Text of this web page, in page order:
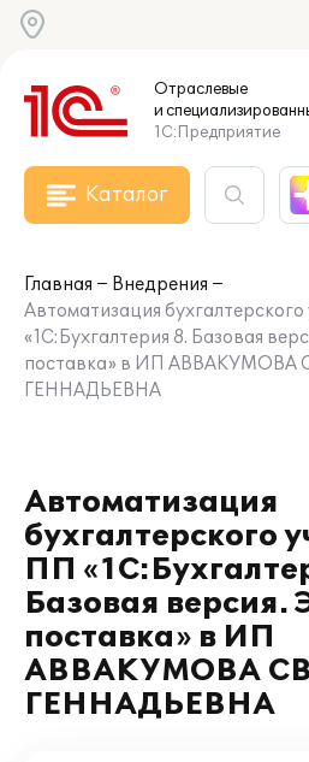
Отраслевые
и
1С:Предприятие
Каталог
Главная
Внедрения
Автоматизация бухгалтерского
«1С:Бухгалтерия 8. Базовая
поставка» в ИП АВВАКУМОВА
ГЕННАДЬЕВНА
Автоматизация
бухгалтерского
ПП
Базовая версия.
поставка» в ИП
АВВАКУМОВА
ГЕННАДЬЕВНА